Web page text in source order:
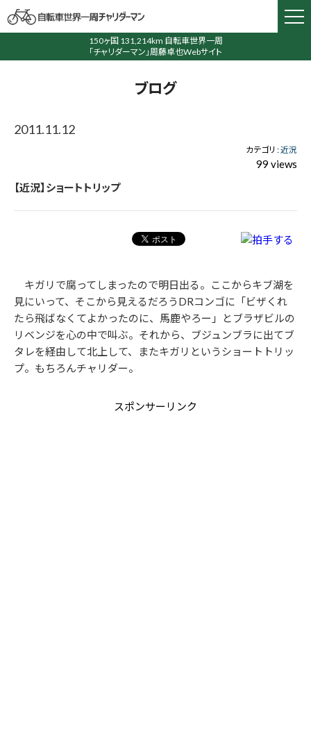
150ヶ国 131,214km 自転車世界一周
「チャリダーマン」周藤卓也Webサイト
ブログ
2011.11.12
カテゴリ :近況
99 views
【近況】ショートトリップ
キガリで腐ってしまったので明日出る。ここからキブ湖を
見にいって、そこから見えるだろうDRコンゴに「ビザくれ
たら飛ばなくてよかったのに、馬鹿やろー」とブラザビルの
リベンジを心の中で叫ぶ。それから、ブジュンブラに出てブ
タレを経由して北上して、またキガリというショートトリッ
プ。もちろんチャリダー。
スポンサーリンク